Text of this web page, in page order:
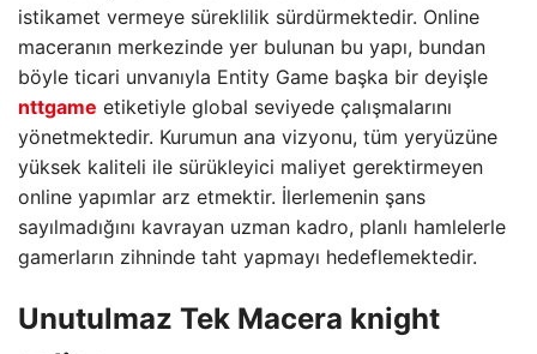
istikamet vermeye süreklilik sürdürmektedir. Online
maceranın merkezinde yer bulunan bu yapı, bundan
böyle ticari unvanıyla Entity Game başka bir deyişle
nttgame etiketiyle global seviyede çalışmalarını
yönetmektedir. Kurumun ana vizyonu, tüm yeryüzüne
yüksek kaliteli ile sürükleyici maliyet gerektirmeyen
online yapımlar arz etmektir. İlerlemenin şans
sayılmadığını kavrayan uzman kadro, planlı hamlelerle
gamerların zihninde taht yapmayı hedeflemektedir.
Unutulmaz Tek Macera knight